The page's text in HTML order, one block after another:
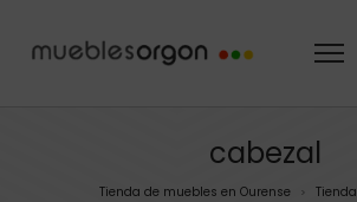
cabezal
Tienda de muebles en Ourense > Tienda